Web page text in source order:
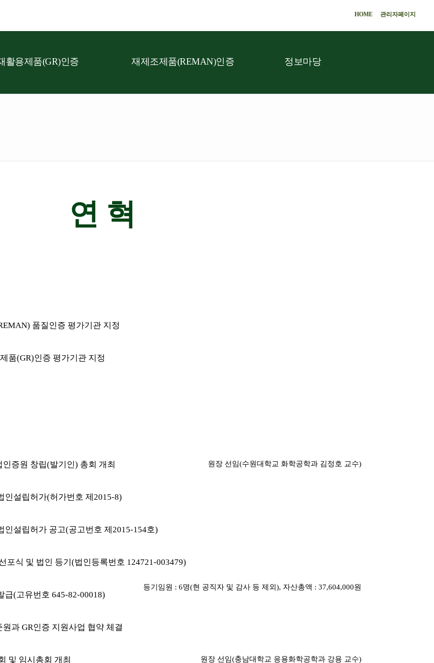
HOME 관리자페이지
활용제품(GR)인증 재제조제품(REMAN)인증 정보마당
연 혁
품질인증 평가기관 지정
품(GR)인증 평가기관 지정
인증원 창립(발기인) 총회 개최 원장 선임(수원대학교 화학공학과 김정호 교수)
인설립허가(허가번호 제2015-8)
인설립허가 공고(공고번호 제2015-154호)
포식 및 법인 등기(법인등록번호 124721-003479)
등기임원 : 6명(현 공직자 및 감사 등 제외), 자산총액 : 37,604,000원
급(고유번호 645-82-00018)
과 GR인증 지원사업 협약 체결
및 임시총회 개최 원장 선임(충남대학교 응용화학공학과 강용 교수)